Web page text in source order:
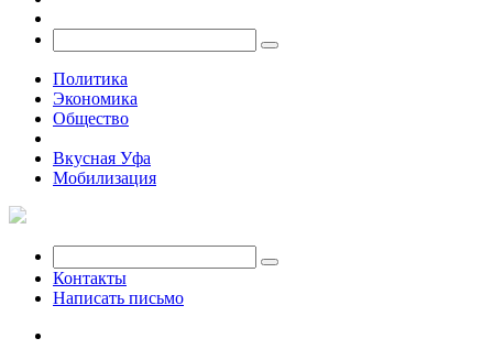
Политика
Экономика
Общество
Вкусная Уфа
Мобилизация
Контакты
Написать письмо